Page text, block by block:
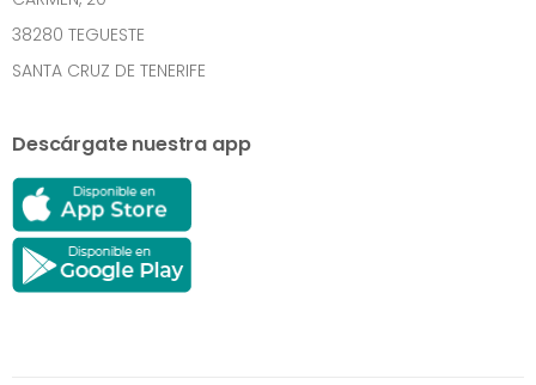
38280 TEGUESTE
SANTA CRUZ DE TENERIFE
Descárgate nuestra app